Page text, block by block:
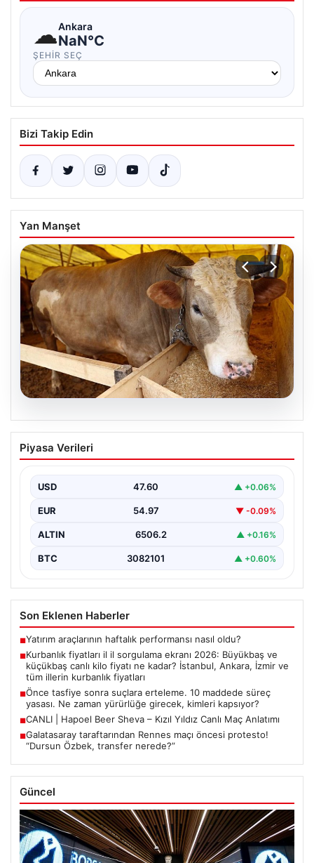
☁Ankara
NaN°C
ŞEHIR SEÇ
Bizi Takip Edin
Yan Manşet
06.08.2026
Kurbanlık fiyatları il il sorgulama ekranı
2026: Büyükbaş ve küçükbaş canlı kilo
ve tüm illerin kurbanlık fiyatları
2026 Kurban Bayramı öncesinde en çok merak edilen
konulardan biri olan kurbanlık fiyatları netleşmeye…
Piyasa Verileri
USD 47.60 ▲ +0.06%
EUR 54.97 ▼ -0.09%
ALTIN 6506.2 ▲ +0.16%
BTC 3082101 ▲ +0.60%
Son Eklenen Haberler
■Yatırım araçlarının haftalık performansı nasıl oldu?
■Kurbanlık fiyatları il il sorgulama ekranı 2026: Büyükbaş ve
küçükbaş canlı kilo fiyatı ne kadar? İstanbul, Ankara, İzmir ve
tüm illerin kurbanlık fiyatları
■Önce tasfiye sonra suçlara erteleme. 10 maddede süreç
yasası. Ne zaman yürürlüğe girecek, kimleri kapsıyor?
■CANLI | Hapoel Beer Sheva – Kızıl Yıldız Canlı Maç Anlatımı
■Galatasaray taraftarından Rennes maçı öncesi protesto!
“Dursun Özbek, transfer nerede?”
Güncel